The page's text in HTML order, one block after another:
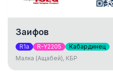
Заифов
R1a R-Y2205 Кабардинец
Малка (Ащабей), КБР